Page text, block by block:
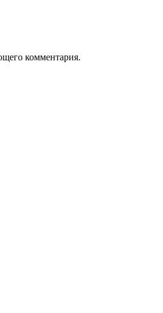
комментария.